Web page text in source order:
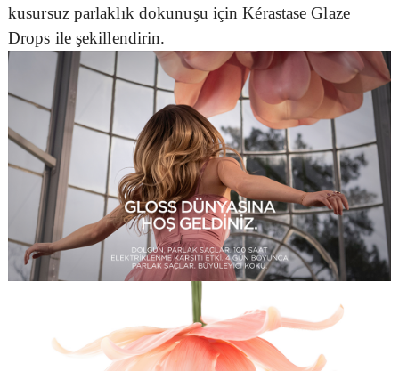
kusursuz parlaklık dokunuşu için Kérastase Glaze
Drops ile şekillendirin.